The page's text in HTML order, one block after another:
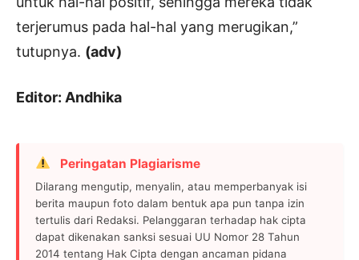
terjerumus pada hal-hal yang merugikan,”
tutupnya. (adv)
Editor: Andhika
Peringatan Plagiarisme
Dilarang mengutip, menyalin, atau memperbanyak isi
berita maupun foto dalam bentuk apa pun tanpa izin
tertulis dari Redaksi. Pelanggaran terhadap hak cipta
dapat dikenakan sanksi sesuai UU Nomor 28 Tahun
2014 tentang Hak Cipta dengan ancaman pidana